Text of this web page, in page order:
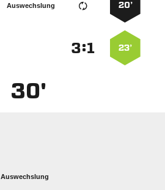
20’
Auswechslung
23’
:
30'
Auswechslung